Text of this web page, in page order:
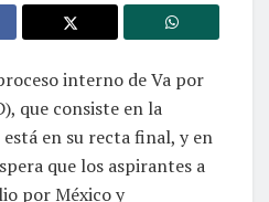
interno de Va por
que consiste en la
en su recta final, y en
que los aspirantes a
por México y